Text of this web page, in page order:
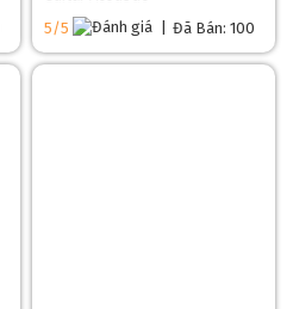
5/5
Đã Bán: 100